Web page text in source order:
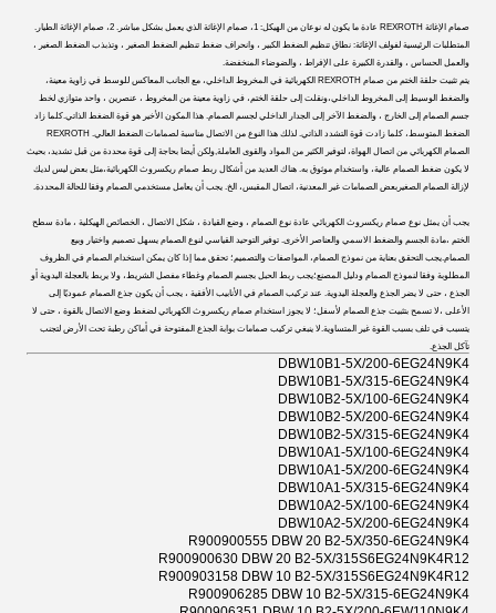
صمام الإغاثة REXROTH عادة ما يكون له نوعان من الهيكل: 1، صمام الإغاثة الذي يعمل بشكل مباشر. 2، صمام الإغاثة الطيار.
المتطلبات الرئيسية لفولف الإغاثة: نطاق تنظيم الضغط الكبير ، وانحراف ضغط تنظيم الضغط الصغير ، وتذبذب الضغط الصغير ،
والعمل الحساس ، والقدرة الكبيرة على الإفراط ، والضوضاء المنخفضة.
يتم تثبيت حلقة الختم من صمام REXROTH الكهربائية في المخروط الداخلي، مع الجانب المعاكس للوسط في زاوية معينة،
والضغط الوسيط إلى المخروط الداخلي،ونقلت إلى حلقة الختم، في زاوية معينة من المخروط ، عنصرين ، واحد متوازي لخط
جسم الصمام إلى الخارج ، والضغط الآخر إلى الجدار الداخلي لجسم الصمام. هذا المكون الأخير هو قوة الضغط الذاتي.كلما زاد
الضغط المتوسط، كلما زادت قوة التشدد الذاتي. لذلك هذا النوع من الاتصال مناسبة لصمامات الضغط العالي. REXROTH
الصمام الكهربائي من اتصال الهواة، لتوفير الكثير من المواد والقوى العاملة,ولكن أيضا بحاجة إلى قوة محددة من قبل تشديد، بحيث
لا يكون ضغط الصمام عالية، واستخدام موثوق به. هناك العديد من أشكال ربط صمام ريكسروث الكهربائية،مثل بعض ليس لديك
لإزالة الصمام الصغيربعض الصمامات غير المعدنية، اتصال المقبس، الخ. يجب أن يعامل مستخدمي الصمام وفقا للحالة المحددة.
يجب أن يمثل نوع صمام ريكسروث الكهربائي عادة نوع الصمام ، وضع القيادة ، شكل الاتصال ، الخصائص الهيكلية ، مادة سطح
الختم ،مادة الجسم والضغط الاسمي والعناصر الأخرى. توفير التوحيد القياسي لنوع الصمام يسهل تصميم واختيار وبيع
الصمام.يجب التحقق بعناية من نموذج الصمام، المواصفات والتصميم؛ تحقق مما إذا كان يمكن استخدام الصمام في الظروف
المطلوبة وفقا لنموذج الصمام ودليل المصنع؛يجب ربط الحبل بجسم الصمام وغطاء مفصل الشريط، ولا يربط بالعجلة اليدوية أو
الجذع ، حتى لا يضر الجذع والعجلة اليدوية. عند تركيب الصمام في الأنابيب الأفقية ، يجب أن يكون جذع الصمام عموديًا إلى
الأعلى ،لا تسمح بتثبيت جذع الصمام لأسفل؛ لا يجوز استخدام صمام ريكسروث الكهربائي لضغط وضع الاتصال بالقوة ، حتى لا
يتسبب في تلف بسبب القوة غير المتساوية.لا ينبغي تركيب صمامات بوابة الجذع المفتوحة في أماكن رطبة تحت الأرض لتجنب
تآكل الجذع.
DBW10B1-5X/200-6EG24N9K4
DBW10B1-5X/315-6EG24N9K4
DBW10B2-5X/100-6EG24N9K4
DBW10B2-5X/200-6EG24N9K4
DBW10B2-5X/315-6EG24N9K4
DBW10A1-5X/100-6EG24N9K4
DBW10A1-5X/200-6EG24N9K4
DBW10A1-5X/315-6EG24N9K4
DBW10A2-5X/100-6EG24N9K4
DBW10A2-5X/200-6EG24N9K4
R900900555 DBW 20 B2-5X/350-6EG24N9K4
R900900630 DBW 20 B2-5X/315S6EG24N9K4R12
R900903158 DBW 10 B2-5X/315S6EG24N9K4R12
R900906285 DBW 10 B2-5X/315-6EG24N9K4